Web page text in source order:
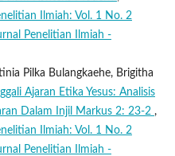
Ilmiah: Vol. 1 No. 2
Penelitian Ilmiah -
Pilka Bulangkaehe, Brigitha
Ajaran Etika Yesus: Analisis
Dalam Injil Markus 2: 23-2 ,
Ilmiah: Vol. 1 No. 2
Penelitian Ilmiah -